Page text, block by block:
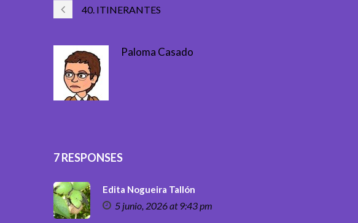
40. ITINERANTES
Paloma Casado
7 RESPONSES
Edita Nogueira Tallón
5 junio, 2026 at 9:43 pm